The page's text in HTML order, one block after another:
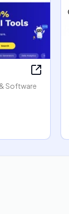
Software